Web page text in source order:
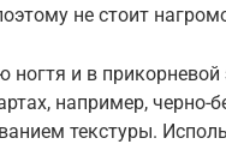
не стоит
ногтя и в
например, черно-
текстуры.